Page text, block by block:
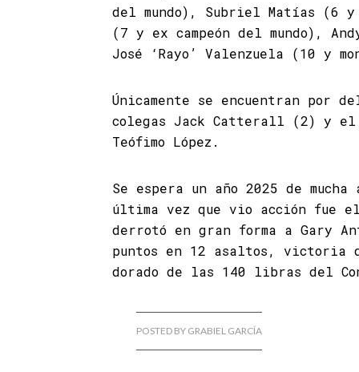
del mundo), Subriel Matías (6 y
(7 y ex campeón del mundo),
José ‘Rayo’ Valenzuela (10 y
Únicamente se encuentran por
colegas Jack Catterall (2) y el
Teófimo López.
Se espera un año 2025 de
última vez que vio acción fue
derrotó en gran forma a Gary
puntos en 12 asaltos, victoria
dorado de las 140 libras del
POSTED BY GRABIEL GARCÍA